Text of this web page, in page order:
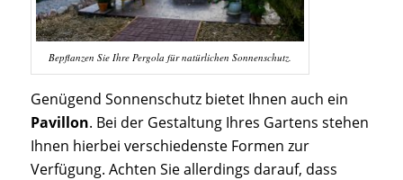
Bepflanzen Sie Ihre Pergola für natürlichen Sonnenschutz.
Genügend Sonnenschutz bietet Ihnen auch ein
Pavillon. Bei der Gestaltung Ihres Gartens stehen
Ihnen hierbei verschiedenste Formen zur
Verfügung. Achten Sie allerdings darauf, dass